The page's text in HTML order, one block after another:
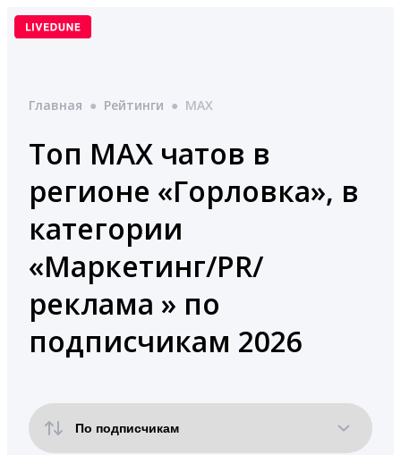
Перейти
Главная ● Рейтинги ● MAX
Топ MAX чатов в
регионе «Горловка», в
категории
«Маркетинг/PR/
реклама » по
подписчикам 2026